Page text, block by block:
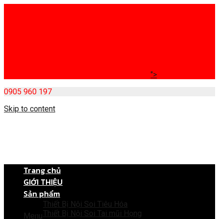
">
0905 960 197
Skip to content
Menu
Trang chủ
GIỚI THIỆU
Sản phẩm
Thiết Bị Nội Soi Tiêu Hóa
Thiết Bị Nội Soi Tai mũi Họng